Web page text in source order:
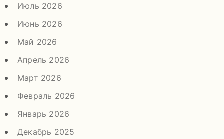
Заявление
конфиденциальности
Июль 2026
Июнь 2026
Май 2026
Апрель 2026
Март 2026
Февраль 2026
Январь 2026
Декабрь 2025